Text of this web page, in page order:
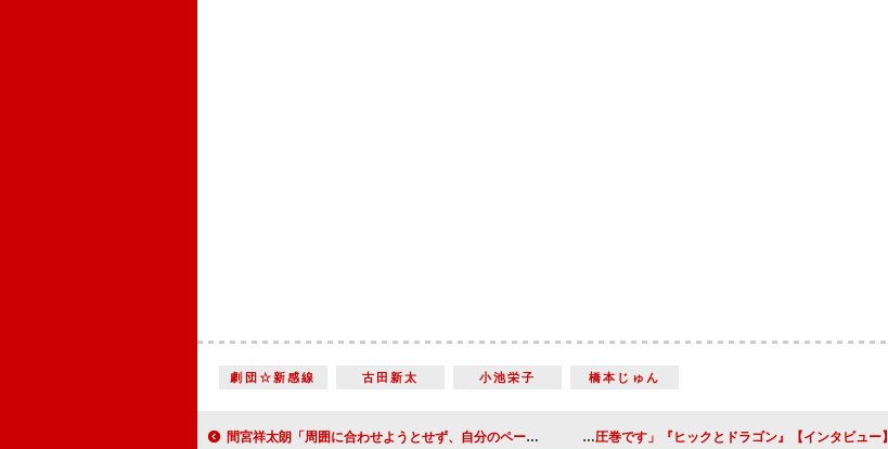
劇団☆新感線 古田新太 小池栄子 橋本じゅん
間宮祥太朗「周囲に合わせようとせず、自分のペースを保つことを考えていた」“自分らしさ”の大切さを描くアニメ映画に声の出演『不思議の国でアリスと -Dive in Wonderland-』【インタビュー】 坂東龍汰「この映画は絶対に映画館で見てほしいです。特にドラゴンライドのシーンは圧巻です」『ヒックとドラゴン』【インタビュー】